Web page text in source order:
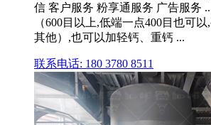
信 客户服务 粉享通服务 广告服务
（600目以上,低端一点400目也可
其他）,也可以加轻钙、重钙 ...
联系电话: 180 3780 8511